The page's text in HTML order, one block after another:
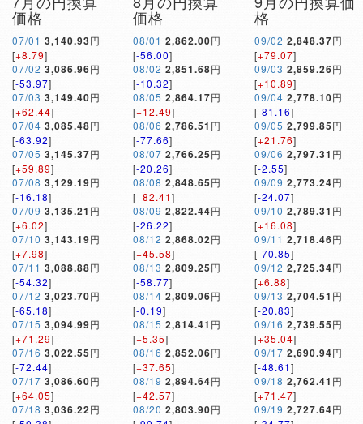
価格
07/01 3,140.93円
[+8.79]
07/02 3,086.96円
[-53.97]
07/03 3,149.40円
[+62.44]
07/04 3,085.48円
[-63.92]
07/05 3,145.37円
[+59.89]
07/08 3,129.19円
[-16.18]
07/09 3,135.21 円
[+6.02]
07/10 3,143.19円
[+7.98]
07/11 3,088.88円
[-54.32]
07/12 3,023.70円
[-65.18]
07/15 3,094.99円
[+71.29]
07/16 3,022.55円
[-72.44]
07/17 3,086.60円
[+64.05]
07/18 3,036.22円
価格
08/01 2,862.00円
[-56.00]
08/02 2,851.68円
[-10.32]
08/05 2,864.17円
[+12.49]
08/06 2,786.51 円
[-77.66]
08/07 2,766.25円
[-20.26]
08/08 2,848.65円
[+82.41]
08/09 2,822.44円
[-26.22]
08/12 2,868.02円
[+45.58]
08/13 2,809.25円
[-58.77]
08/14 2,809.06円
[-0.19]
08/15 2,814.41 円
[+5.35]
08/16 2,852.06円
[+37.65]
08/19 2,894.64円
[+42.57]
08/20 2,803.90円
格
09/02 2,848.37円
[+79.07]
09/03 2,859.26円
[+10.89]
09/04 2,778.10円
[-81.16]
09/05 2,799.85円
[+21.76]
09/06 2,797.31 円
[-2.55]
09/09 2,773.24円
[-24.07]
09/10 2,789.31 円
[+16.08]
09/11 2,718.46円
[-70.85]
09/12 2,725.34円
[+6.88]
09/13 2,704.51 円
[-20.83]
09/16 2,739.55円
[+35.04]
09/17 2,690.94円
[-48.61]
09/18 2,762.41 円
[+71.47]
09/19 2,727.64円